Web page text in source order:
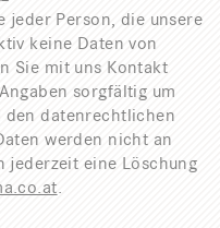
jeder Person, die unsere
keine Daten von
Sie mit uns Kontakt
sorgfältig um
den datenrechtlichen
werden nicht an
jederzeit eine Löschung
.